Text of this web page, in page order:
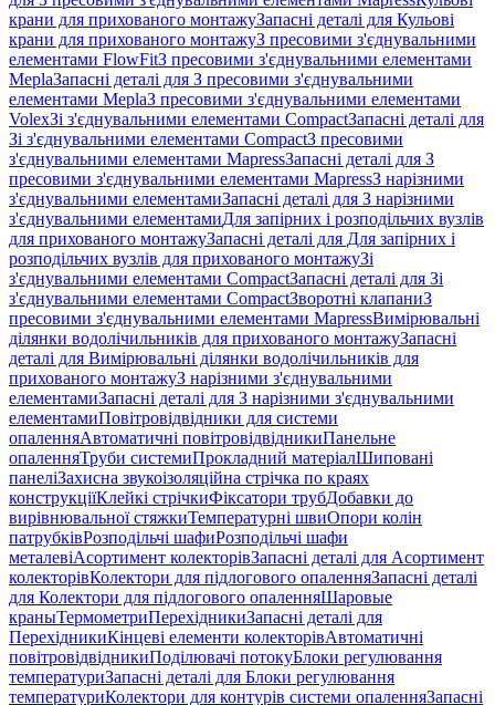
крани для прихованого монтажуЗапасні деталі для Кульові
крани для прихованого монтажуЗ пресовими з'єднувальними
елементами FlowFitЗ пресовими з'єднувальними елементами
MeplaЗапасні деталі для З пресовими з'єднувальними
елементами MeplaЗ пресовими з'єднувальними елементами
VolexЗі з'єднувальними елементами CompactЗапасні деталі для
Зі з'єднувальними елементами CompactЗ пресовими
з'єднувальними елементами MapressЗапасні деталі для З
пресовими з'єднувальними елементами MapressЗ нарізними
з'єднувальними елементамиЗапасні деталі для З нарізними
з'єднувальними елементамиДля запірних і розподільчих вузлів
для прихованого монтажуЗапасні деталі для Для запірних і
розподільчих вузлів для прихованого монтажуЗі
з'єднувальними елементами CompactЗапасні деталі для Зі
з'єднувальними елементами CompactЗворотні клапаниЗ
пресовими з'єднувальними елементами MapressВимірювальні
ділянки водолічильників для прихованого монтажуЗапасні
деталі для Вимірювальні ділянки водолічильників для
прихованого монтажуЗ нарізними з'єднувальними
елементамиЗапасні деталі для З нарізними з'єднувальними
елементамиПовітровідвідники для системи
опаленняАвтоматичні повітровідвідникиПанельне
опаленняТруби системиПрокладний матеріалШиповані
панеліЗахисна звукоізоляційна стрічка по краях
конструкціїКлейкі стрічкиФіксатори трубДобавки до
вирівнювальної стяжкиТемпературні швиОпори колін
патрубківРозподільчі шафиРозподільчі шафи
металевіАсортимент колекторівЗапасні деталі для Асортимент
колекторівКолектори для підлогового опаленняЗапасні деталі
для Колектори для підлогового опаленняШаровые
краныТермометриПерехідникиЗапасні деталі для
ПерехідникиКінцеві елементи колекторівАвтоматичні
повітровідвідникиПоділювачі потокуБлоки регулювання
температуриЗапасні деталі для Блоки регулювання
температуриКолектори для контурів системи опаленняЗапасні